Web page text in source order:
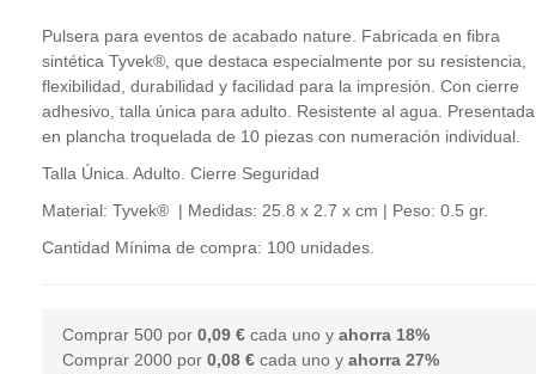
Pulsera para eventos de acabado nature. Fabricada en fibra
sintética Tyvek®, que destaca especialmente por su resistencia,
flexibilidad, durabilidad y facilidad para la impresión. Con cierre
adhesivo, talla única para adulto. Resistente al agua. Presentada
en plancha troquelada de 10 piezas con numeración individual.
Talla Única. Adulto. Cierre Seguridad
Material: Tyvek® | Medidas: 25.8 x 2.7 x cm | Peso: 0.5 gr.
Cantidad Mínima de compra: 100 unidades.
Comprar 500 por0,09 € cada uno yahorra 18%
Comprar 2000 por0,08 € cada uno yahorra27%